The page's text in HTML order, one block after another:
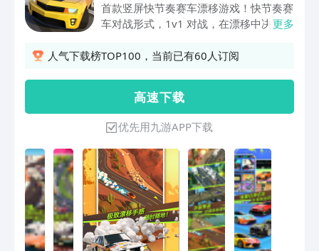
首款竖屏快节奏赛车漂移游戏！快节奏赛
车对战形式，1v1 对战，在漂移中决定胜
摇杆漂移。半分钟一局，随时随地，想开
排行榜中冲击钻石奖励。你的每一次选
择，都在定义热度的方向——成为真正的
热力明星！【独特美术场景，定格竞速瞬
间】9张风格各异的赛道地图，70+辆个
性十足的车辆，搭配最佳零件组合！【个
性化展示，定义你的赛车日常】外观自定
义定制，展示你的车辆涂装，你的赛车由
你定义！【多样玩法，轻松开漂】每日之
星、1v1联赛、速度猎人、20人热力赛，
狂飙不停！
更多
人气下载榜TOP100，当前已有60人订阅
高 速 下 载
优先用九游APP下载